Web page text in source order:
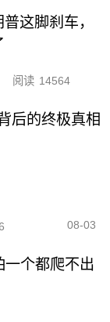
这脚刹车，
阅读 14564
后的终极真相
08-03
个都爬不出